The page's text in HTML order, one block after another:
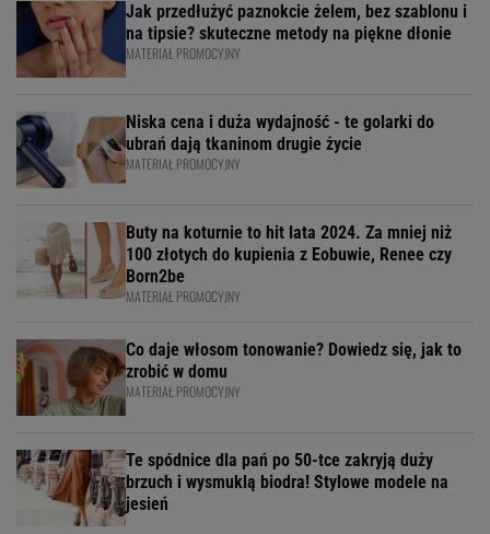
Jak przedłużyć paznokcie żelem, bez szablonu i
na tipsie? skuteczne metody na piękne dłonie
MATERIAŁ PROMOCYJNY
Niska cena i duża wydajność - te golarki do
ubrań dają tkaninom drugie życie
MATERIAŁ PROMOCYJNY
Buty na koturnie to hit lata 2024. Za mniej niż
100 złotych do kupienia z Eobuwie, Renee czy
Born2be
MATERIAŁ PROMOCYJNY
Co daje włosom tonowanie? Dowiedz się, jak to
zrobić w domu
MATERIAŁ PROMOCYJNY
Te spódnice dla pań po 50-tce zakryją duży
brzuch i wysmuklą biodra! Stylowe modele na
jesień